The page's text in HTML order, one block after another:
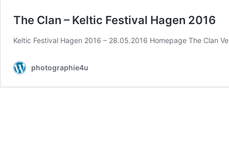
The Clan – Keltic Festival Hagen 2016
Keltic Festival Hagen 2016 – 28.05.2016 Homepage The Clan
photographie4u